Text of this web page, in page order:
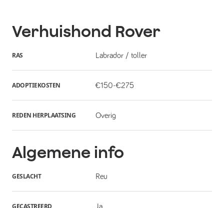
Verhuishond Rover
RAS Labrador / toller
ADOPTIEKOSTEN €150-€275
REDEN HERPLAATSING Overig
Algemene info
GESLACHT Reu
GECASTREERD